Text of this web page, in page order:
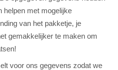
helpen met mogelijke
van het pakketje, je
gemakkelijker te maken om
voor ons gegevens zodat we